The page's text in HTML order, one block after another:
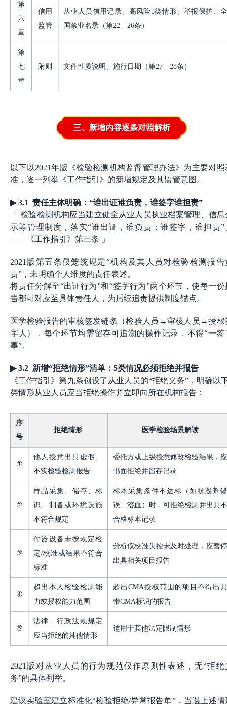
第
六
章
信用
监管
从业人员信用记录、高风险5类情形、举报保护、
国禁业名录（第22—26条）
第
七
章
附则 文件性质说明、施行日期（第27—28条）
三、新增内容逐条对照解析
以下以2021年版《检验检测机构监督管理办法》为主要对照
准，逐一列举《工作指引》的新增规定及其监管意图。
▶3.1 责任主体明确：“谁出证谁负责，谁签字谁担责”
「 检验检测机构应当建立健全从业人员执业档案管理、信息
示等管理制度，落实“谁出证，谁负责；谁签字，谁担责”
——《工作指引》第三条 」
2021版第五条仅笼统规定“机构及其人员对检验检测报告
责”，未明确个人维度的责任表述。
将责任分解至“出证行为”和“签字行为”两个环节，使每一份
告都可对应至具体责任人，为后续追责提供制度锚点。
医学检验报告的审核签发链条（检验人员→审核人员→授权
字人），每个环节均需留存可追溯的操作记录，不得“一签
事”。
▶3.2 新增“拒绝情形”清单：5类情况必须拒绝并报告
《工作指引》第九条创设了从业人员的“拒绝义务”，明确以
类情形从业人员应当拒绝操作并立即向所在机构报告：
序
号
拒绝情形 医学检验场景解读
①
他人授意出具虚假、
不实检验检测报告
委托方或上级授意修改检验结果，应
书面拒绝并留存记录
②
样品采集、储存、标
识、制备或环境设施
不符合规定
标本采集条件不达标（如抗凝剂错
误、溶血）时，可拒绝检测并出具不
合格标本记录
③
付器设备未按规定检
定/校准或结果不符合
标准
分析仪校准失控未及时处理，应暂停
出具相关项目报告
④
超出本人检验检测能
力或授权能力范围
超出 CMA授权范围的项目不得出具
带CMA标识的报告
⑤
法律、行政法规规定
应当拒绝的其他情形
适用于其他法定限制情形
2021版对从业人员的行为规范仅作原则性表述，无“拒绝
务”的具体列举。
建议实验室建立标准化“检验拒绝/异常报告单”，当遇上述情